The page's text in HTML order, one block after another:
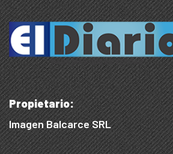
Propietario:
Imagen Balcarce SRL